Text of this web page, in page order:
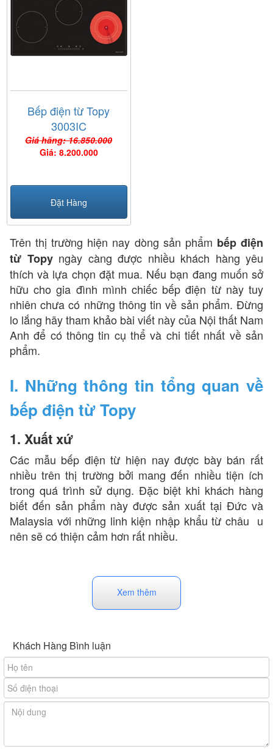
Bếp điện từ Topy
3003IC
Giá hãng: 16.850.000
Giá: 8.200.000
Đặt Hàng
Trên thị trường hiện nay dòng sản phẩm bếp điện
từ Topyngày càng được nhiều khách hàng yêu
thích và lựa chọn đặt mua. Nếu bạn đang muốn sở
hữu cho gia đình mình chiếc bếp điện từ này tuy
nhiên chưa có những thông tin về sản phẩm. Đừng
lo lắng hãy tham khảo bài viết này của Nội thất Nam
Anh để có thông tin cụ thể và chi tiết nhất về sản
phẩm.
I. Những thông tin tổng quan về
bếp điện từ Topy
1. Xuất xứ
Các mẫu bếp điện từ hiện nay được bày bán rất
nhiều trên thị trường bởi mang đến nhiều tiện ích
trong quá trình sử dụng. Đặc biệt khi khách hàng
biết đến sản phẩm này được sản xuất tại Đức và
Malaysia với những linh kiện nhập khẩu từ châu u
nên sẽ có thiện cảm hơn rất nhiều.
Xem thêm
Khách Hàng Bình luận